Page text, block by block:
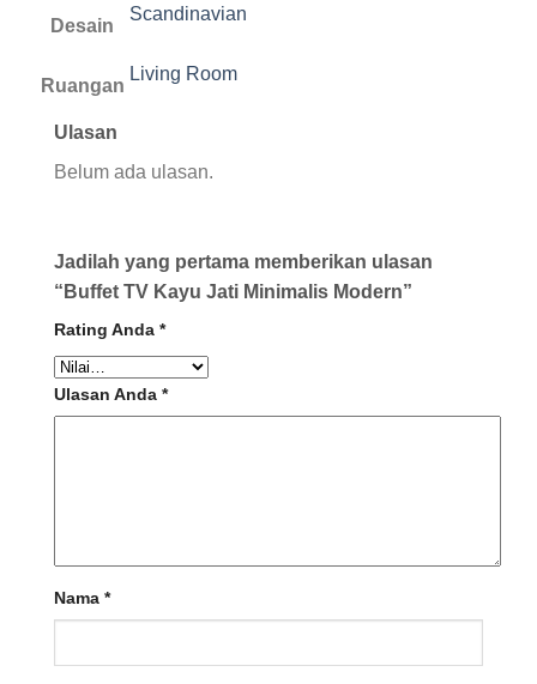
Desain
Scandinavian
Ruangan
Living Room
Ulasan
Belum ada ulasan.
Jadilah yang pertama memberikan ulasan
“Buffet TV Kayu Jati Minimalis Modern”
Rating Anda *
Ulasan Anda *
Nama *